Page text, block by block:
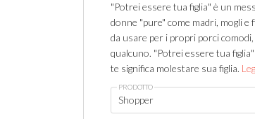
"Potrei essere tua figlia" è un
donne "pure" come madri, mogli e
da usare per i propri porci
qualcuno. "Potrei essere tua
te significa molestare sua figlia.
PRODOTTO
Shopper